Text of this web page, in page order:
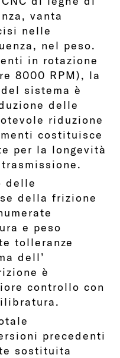
vanta
nelle
nel peso.
in rotazione
8000 RPM), la
sistema è
delle
riduzione
costituisce
per la longevità
delle
della frizione
e peso
tolleranze
dell’
è
controllo con
precedenti
sostituita